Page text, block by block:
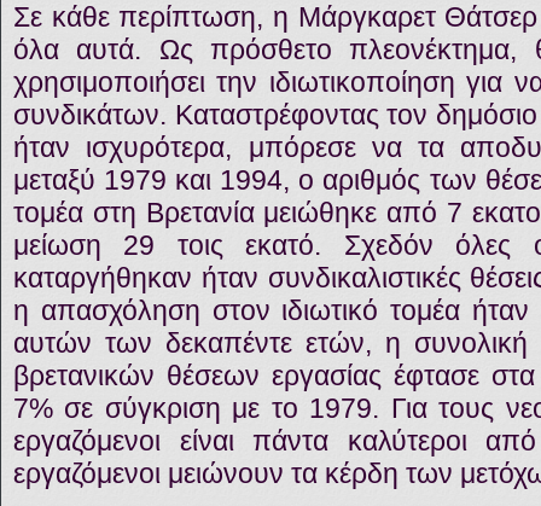
Σε κάθε περίπτωση, η Μάργκαρετ Θάτσερ
όλα αυτά. Ως πρόσθετο πλεονέκτημα,
χρησιμοποιήσει την ιδιωτικοποίηση για
συνδικάτων. Καταστρέφοντας τον
ήταν ισχυρότερα, μπόρεσε να τα
μεταξύ 1979 και 1994, ο αριθμός των
τομέα στη Βρετανία μειώθηκε από 7
μείωση 29 τοις εκατό. Σχεδόν όλες
καταργήθηκαν ήταν συνδικαλιστικές
η απασχόληση στον ιδιωτικό τομέα ήταν
αυτών των δεκαπέντε ετών, η
βρετανικών θέσεων εργασίας έφτασε
7% σε σύγκριση με το 1979. Για τους
εργαζόμενοι είναι πάντα καλύτεροι
εργαζόμενοι μειώνουν τα κέρδη των